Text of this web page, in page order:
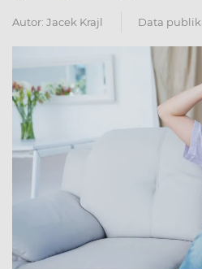
Autor: Jacek Krajl Data